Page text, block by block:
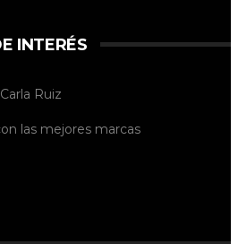
INTERÉS
Carla Ruiz
las mejores marcas